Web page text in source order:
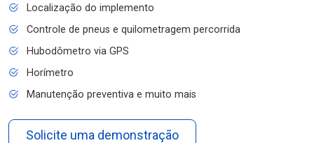
Localização do implemento
Controle de pneus e quilometragem percorrida
Hubodômetro via GPS
Horímetro
Manutenção preventiva e muito mais
Solicite uma demonstração